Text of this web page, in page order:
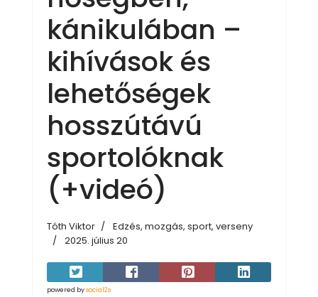
kánikulában –
kihívások és
lehetőségek
hosszútávú
sportolóknak
(+videó)
Tóth Viktor
Edzés, mozgás, sport, verseny
2025. július 20
powered bysocial2s